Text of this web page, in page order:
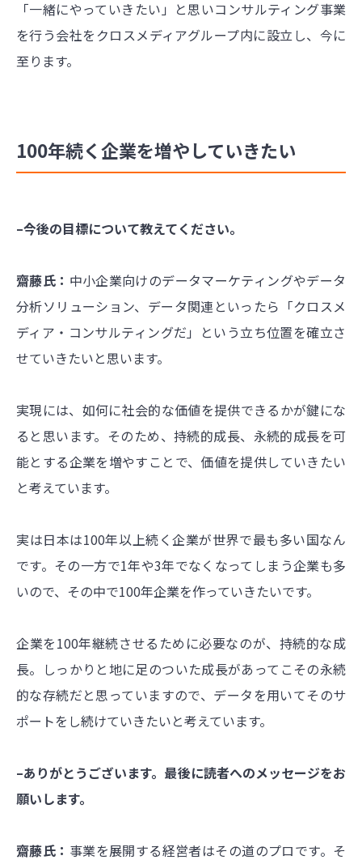
「一緒にやっていきたい」と思いコンサルティング事業
を行う会社をクロスメディアグループ内に設立し、今に
至ります。
100年続く企業を増やしていきたい
–今後の目標について教えてください。
齋藤氏： 中小企業向けのデータマーケティングやデータ
分析ソリューション、データ関連といったら「クロスメ
ディア・コンサルティングだ」という立ち位置を確立さ
せていきたいと思います。
実現には、如何に社会的な価値を提供できるかが鍵にな
ると思います。そのため、持続的成長、永続的成長を可
能とする企業を増やすことで、価値を提供していきたい
と考えています。
実は日本は100年以上続く企業が世界で最も多い国なん
です。その一方で1年や3年でなくなってしまう企業も多
いので、その中で100年企業を作っていきたいです。
企業を100年継続させるために必要なのが、持続的な成
長。しっかりと地に足のついた成長があってこその永続
的な存続だと思っていますので、データを用いてそのサ
ポートをし続けていきたいと考えています。
–ありがとうございます。最後に読者へのメッセージをお
願いします。
齋藤氏： 事業を展開する経営者はその道のプロです。そ